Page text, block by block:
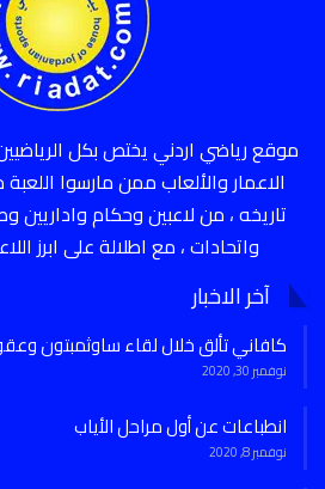
موقع رياضي اردني يختص بكل
تاريخه ، من لاعبين وحكام واداريين
واتحادات ، مع اطلالة على ابرز
آخر الاخبار
كافاني تألق خلال لقاء ساوثمبتون
نوفمبر 30, 2020
انطباعات عن أول مراحل الأياب
نوفمبر 8, 2020